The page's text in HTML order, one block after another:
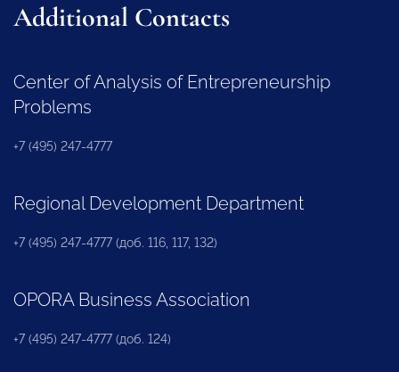
Additional Contacts
Center of Analysis of Entrepreneurship
Problems
+7 (495) 247-4777
Regional Development Department
+7 (495) 247-4777 (доб. 116, 117, 132)
OPORA Business Association
+7 (495) 247-4777 (доб. 124)